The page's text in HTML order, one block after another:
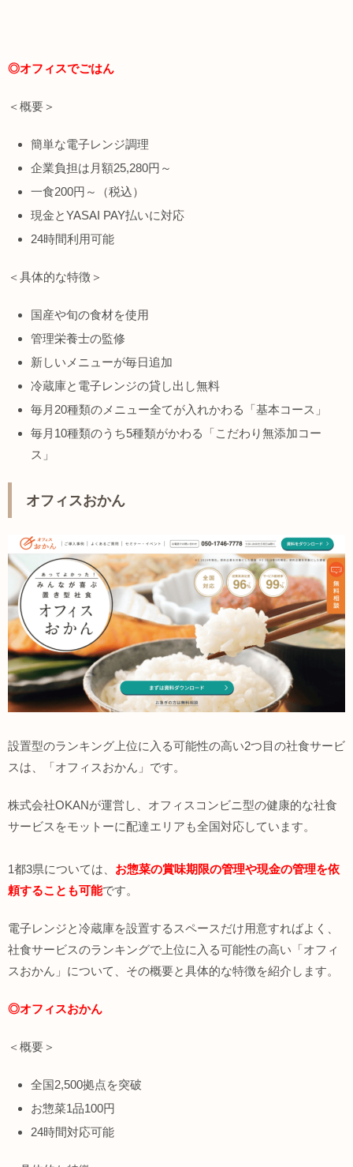
◎オフィスでごはん
＜概要＞
簡単な電子レンジ調理
企業負担は月額25,280円～
一食200円～（税込）
現金とYASAI PAY払いに対応
24時間利用可能
＜具体的な特徴＞
国産や旬の食材を使用
管理栄養士の監修
新しいメニューが毎日追加
冷蔵庫と電子レンジの貸し出し無料
毎月20種類のメニュー全てが入れかわる「基本コース」
毎月10種類のうち5種類がかわる「こだわり無添加コー
ス」
オフィスおかん
設置型のランキング上位に入る可能性の高い2つ目の社食サービ
スは、「オフィスおかん」です。
株式会社OKANが運営し、オフィスコンビニ型の健康的な社食
サービスをモットーに配達エリアも全国対応しています。
1都3県については、 お惣菜の賞味期限の管理や現金の管理を依
頼することも可能です。
電子レンジと冷蔵庫を設置するスペースだけ用意すればよく、
社食サービスのランキングで上位に入る可能性の高い「オフィ
スおかん」について、その概要と具体的な特徴を紹介します。
◎オフィスおかん
＜概要＞
全国2,500拠点を突破
お惣菜1品100円
24時間対応可能